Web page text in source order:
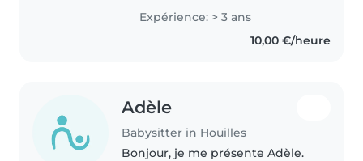
plusieurs reprises les enfants de
mes voisins, ainsi que d'effectuer
du babysitting avec plusieurs..
Expérience: > 3 ans
10,00 €/heure
Adèle
Babysitter in Houilles
Bonjour, je me présente Adèle.